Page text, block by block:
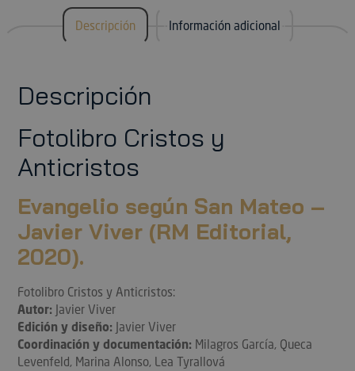
Descripción Información adicional
Descripción
Fotolibro Cristos y
Anticristos
Evangelio según San Mateo –
Javier Viver (RM Editorial,
2020).
Fotolibro Cristos y Anticristos:
Autor: Javier Viver
Edición y diseño: Javier Viver
Coordinación y documentación: Milagros García, Queca
Levenfeld, Marina Alonso, Lea Tyrallová